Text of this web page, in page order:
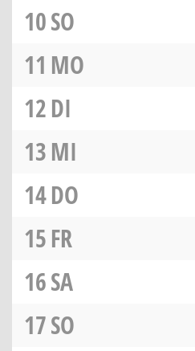
10SO
11 MO
12DI
13MI
14DO
15FR
16SA
17SO